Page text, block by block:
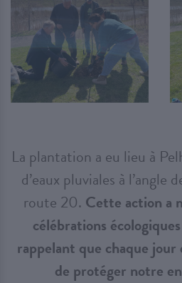
La plantation a eu lieu à
d’eaux pluviales à l’angle
route 20. Cette action a
célébrations
rappelant que chaque
de protéger notre